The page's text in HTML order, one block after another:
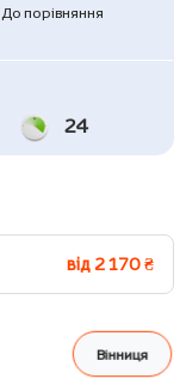
До порівняння
24
від 2 170 ₴
Вінниця